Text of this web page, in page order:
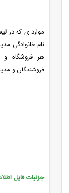
موارد ی که در
نام خانوادگی
هر فروشگاه و
فروشندگان و
جزئیات فایل